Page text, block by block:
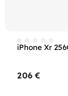
iPhone Xr
206 €